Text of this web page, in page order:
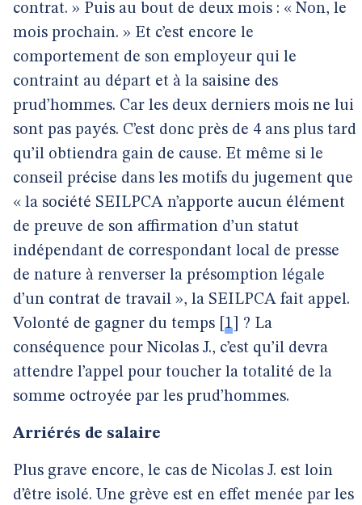
contrat. » Puis au bout de deux mois : « Non, le
mois prochain. » Et c’est encore le
comportement de son employeur qui le
contraint au départ et à la saisine des
prud’hommes. Car les deux derniers mois ne lui
sont pas payés. C’est donc près de 4 ans plus tard
qu’il obtiendra gain de cause. Et même si le
conseil précise dans les motifs du jugement que
« la société SEILPCA n’apporte aucun élément
de preuve de son affirmation d’un statut
indépendant de correspondant local de presse
de nature à renverser la présomption légale
d’un contrat de travail », la SEILPCA fait appel.
Volonté de gagner du temps 1
? La
conséquence pour Nicolas J., c’est qu’il devra
attendre l’appel pour toucher la totalité de la
somme octroyée par les prud’hommes.
Arriérés de salaire
Plus grave encore, le cas de Nicolas J. est loin
d’être isolé. Une grève est en effet menée par les